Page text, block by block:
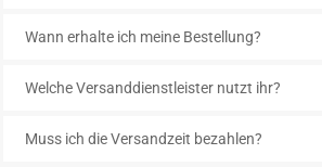
Wann erhalte ich meine Bestellung?
Welche Versanddienstleister nutzt ihr?
Muss ich die Versandzeit bezahlen?